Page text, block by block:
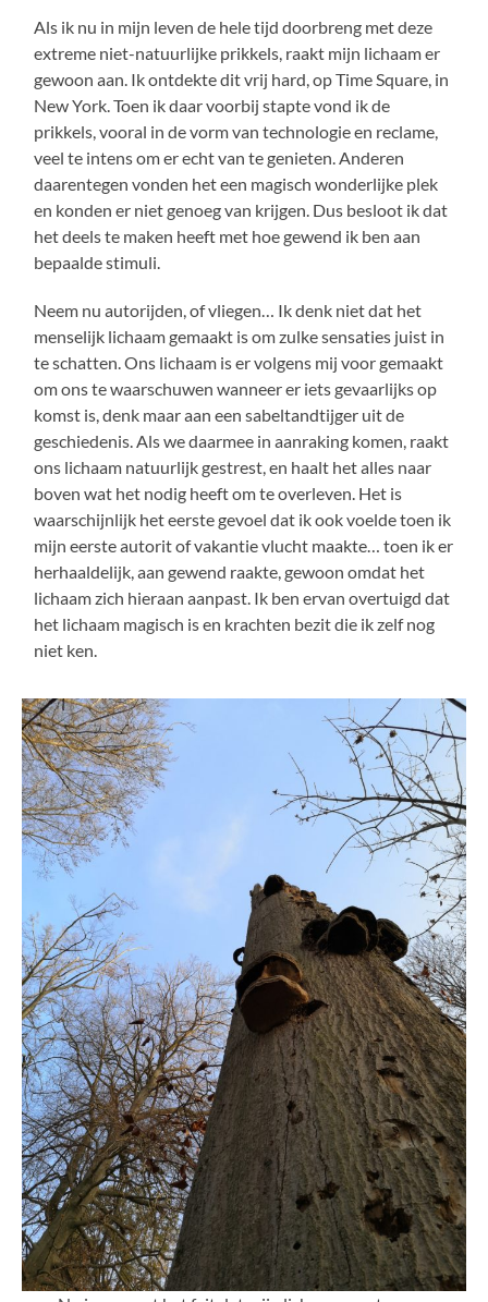
Als ik nu in mijn leven de hele tijd doorbreng met deze
extreme niet-natuurlijke prikkels, raakt mijn lichaam er
gewoon aan. Ik ontdekte dit vrij hard, op Time Square, in
New York. Toen ik daar voorbij stapte vond ik de
prikkels, vooral in de vorm van technologie en reclame,
veel te intens om er echt van te genieten. Anderen
daarentegen vonden het een magisch wonderlijke plek
en konden er niet genoeg van krijgen. Dus besloot ik dat
het deels te maken heeft met hoe gewend ik ben aan
bepaalde stimuli.
Neem nu autorijden, of vliegen… Ik denk niet dat het
menselijk lichaam gemaakt is om zulke sensaties juist in
te schatten. Ons lichaam is er volgens mij voor gemaakt
om ons te waarschuwen wanneer er iets gevaarlijks op
komst is, denk maar aan een sabeltandtijger uit de
geschiedenis. Als we daarmee in aanraking komen, raakt
ons lichaam natuurlijk gestrest, en haalt het alles naar
boven wat het nodig heeft om te overleven. Het is
waarschijnlijk het eerste gevoel dat ik ook voelde toen ik
mijn eerste autorit of vakantie vlucht maakte… toen ik er
herhaaldelijk, aan gewend raakte, gewoon omdat het
lichaam zich hieraan aanpast. Ik ben ervan overtuigd dat
het lichaam magisch is en krachten bezit die ik zelf nog
niet ken.